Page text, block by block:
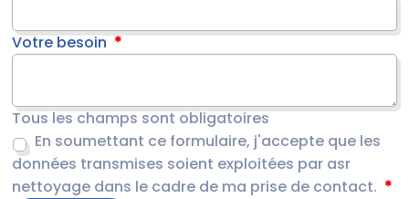
Votre besoin
Tous les champs sont obligatoires
En soumettant ce formulaire, j'accepte que les
données transmises soient exploitées par asr
nettoyage dans le cadre de ma prise de contact.